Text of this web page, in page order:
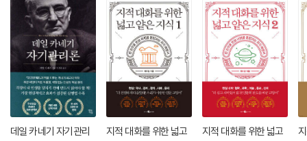
데일 카네기 자기관리
지적 대화를 위한 넓고
지적 대화를 위한 넓고